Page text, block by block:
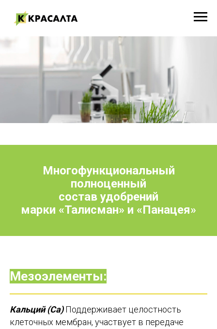
Многофункциональный
полноценный
состав удобрений
марки «Талисман» и «Панацея»
Мезоэлементы:
Кальций (Ca)Поддерживает целостность
клеточных мембран, участвует в передаче